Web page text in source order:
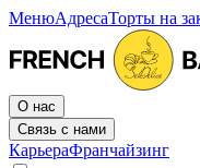
МенюАдресаТорты на
О нас
Связь с нами
КарьераФранчайзинг